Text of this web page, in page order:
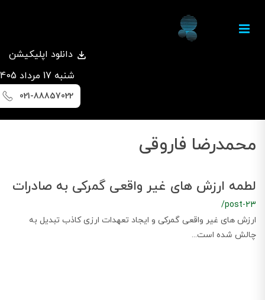
دانلود اپلیکیشن
شنبه 17 مرداد 1405
021-88857022
محمدرضا فاروقی
لطمه ارزش های غیر واقعی گمرکی به صادرات
/post-23
ارزش های غیر واقعی گمرکی و ایجاد تعهدات ارزی کاذب تبدیل به
چالش شده است...